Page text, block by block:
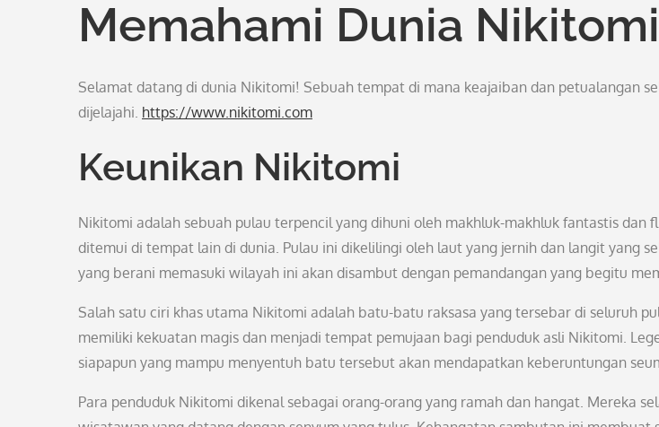
Memahami Dunia Nikitomi
Selamat datang di dunia Nikitomi! Sebuah tempat di mana keajaiban dan petualangan
dijelajahi. https://www.nikitomi.com
Keunikan Nikitomi
Nikitomi adalah sebuah pulau terpencil yang dihuni oleh makhluk-makhluk fantastis dan
ditemui di tempat lain di dunia. Pulau ini dikelilingi oleh laut yang jernih dan langit yang
yang berani memasuki wilayah ini akan disambut dengan pemandangan yang begitu
Salah satu ciri khas utama Nikitomi adalah batu-batu raksasa yang tersebar di seluruh
memiliki kekuatan magis dan menjadi tempat pemujaan bagi penduduk asli Nikitomi.
siapapun yang mampu menyentuh batu tersebut akan mendapatkan keberuntungan
Para penduduk Nikitomi dikenal sebagai orang-orang yang ramah dan hangat. Mereka